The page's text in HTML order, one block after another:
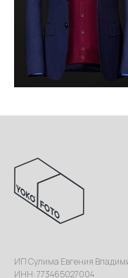
ИП Сулима Евгения
ИНН: 773465027004